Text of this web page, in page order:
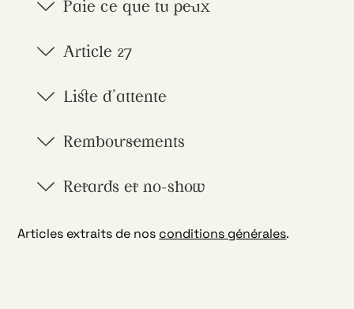
Paie ce que tu peux
Article 27
Liste d'attente
Remboursements
Retards et no-show
Articles extraits de nos conditions générales.